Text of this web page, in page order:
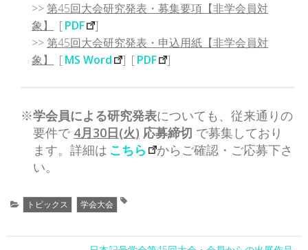
>>第45回大会研究発表・募集要項【非学会員対
象】
[PDF
]
>>第45回大会研究発表・申込用紙【非学会員対
象】
[MS Word ] [PDF ]
※学会員による研究発表についても、従来通りの
要件で 4月30日(火) 応募締切 で募集しており
ます。詳細は こちら
からご確認・ご応募下さ
い。
トピックス 学会大会